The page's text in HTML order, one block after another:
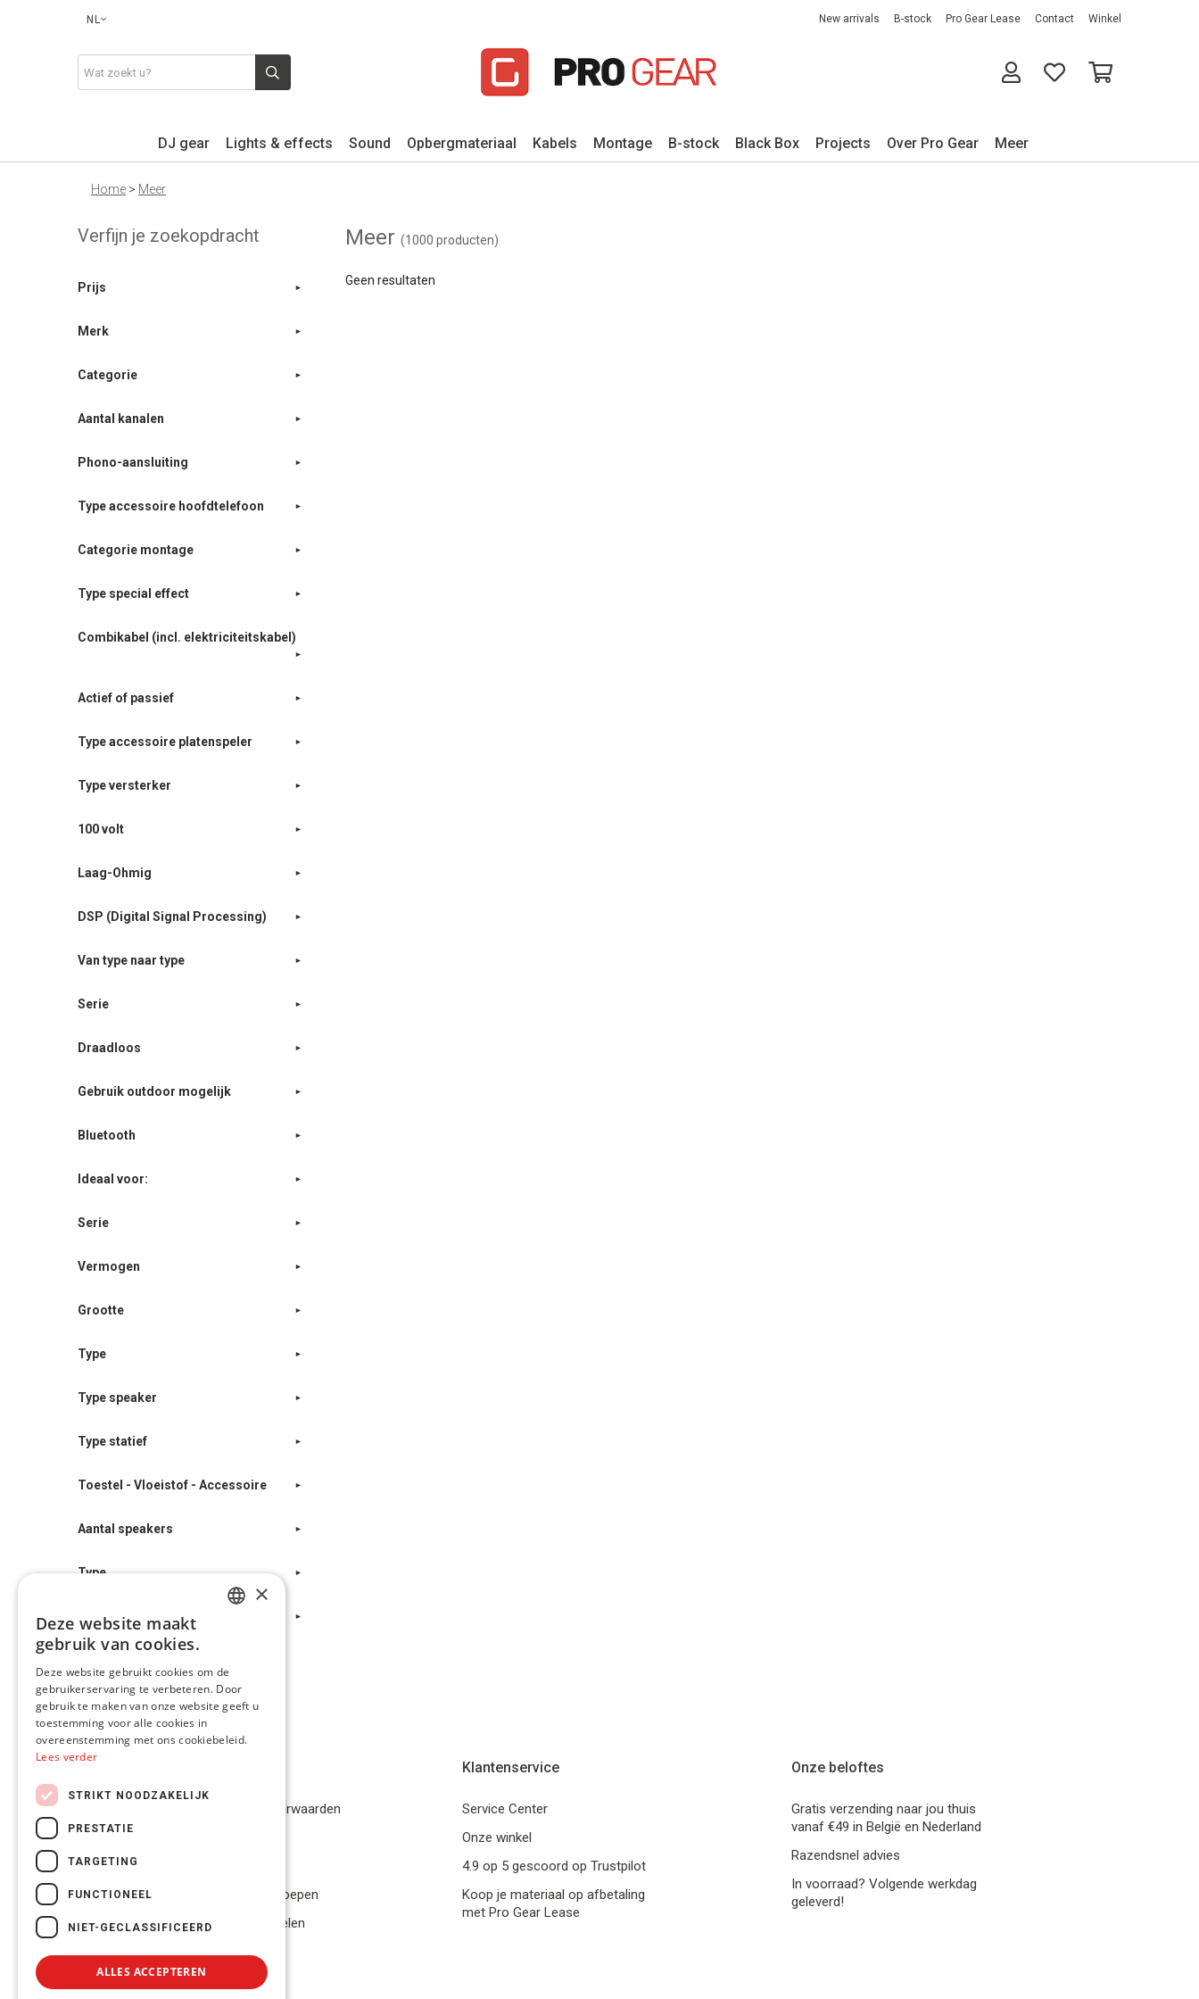
NL New arrivals B-stock Pro Gear Lease Contact Winkel
DJ gear Lights & effects Sound Opbergmateriaal Kabels Montage B-stock Black Box Projects Over Pro Gear Meer
Home > Meer
Verfijn je zoekopdracht
Prijs
Merk
Categorie
Aantal kanalen
Phono-aansluiting
Type accessoire hoofdtelefoon
Categorie montage
Type special effect
Combikabel (incl. elektriciteitskabel)
Actief of passief
Type accessoire platenspeler
Type versterker
100 volt
Laag-Ohmig
DSP (Digital Signal Processing)
Van type naar type
Serie
Draadloos
Gebruik outdoor mogelijk
Bluetooth
Ideaal voor:
Serie
Vermogen
Grootte
Type
Type speaker
Type statief
Toestel - Vloeistof - Accessoire
Aantal speakers
Type
Kleur
Meer (1000 producten)
Geen resultaten
Algemene Voorwaarden
Bestelling herroepen
Betalingsmiddelen
Geschillen
Klantenservice
Service Center
Onze winkel
4.9 op 5 gescoord op Trustpilot
Koop je materiaal op afbetaling
met Pro Gear Lease
Onze beloftes
Gratis verzending naar jou thuis
vanaf €49 in België en Nederland
Razendsnel advies
In voorraad? Volgende werkdag
geleverd!
ENGLISH
×
Deze website maakt
gebruik van cookies.
Deze website gebruikt cookies om de
gebruikerservaring te verbeteren. Door
gebruik te maken van onze website geeft u
toestemming voor alle cookies in
overeenstemming met ons cookiebeleid.
Lees verder
STRIKT NOODZAKELIJK
PRESTATIE
TARGETING
FUNCTIONEEL
NIET-GECLASSIFICEERD
ALLES ACCEPTEREN